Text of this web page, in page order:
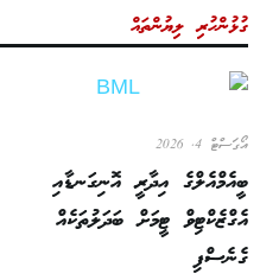
ގުޅުންހުރި ލިޔުންތައް
އޯގަސްޓް 4, 2026
ބީއެމްއެލްގެ އިދާރީ އޮނިގަނޑާއި
އެގްޒެކްޓިވް ޓީމަށް ބަދަލުތަކެއް
ގެނެސްފި